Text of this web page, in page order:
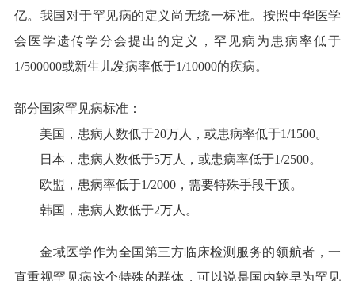
亿。我国对于罕见病的定义尚无统一标准。按照中华医学
会医学遗传学分会提出的定义，罕见病为患病率低于
1/500000或新生儿发病率低于1/10000的疾病。
部分国家罕见病标准：
美国，患病人数低于20万人，或患病率低于1/1500。
日本，患病人数低于5万人，或患病率低于1/2500。
欧盟，患病率低于1/2000，需要特殊手段干预。
韩国，患病人数低于2万人。
金域医学作为全国第三方临床检测服务的领航者，一
直重视罕见病这个特殊的群体，可以说是国内较早为罕见